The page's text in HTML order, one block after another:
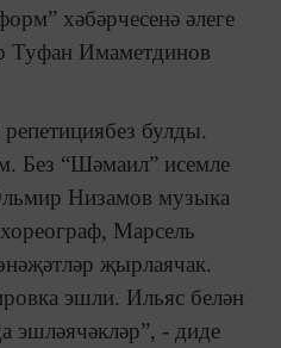
хәбәрчесенә әлеге
Туфан Имаметдинов
булды.
Без “Шәмаил” исемле
Низамов музыка
Марсель
җырлаячак.
эшли. Ильяс белән
эшләячәкләр”, - диде